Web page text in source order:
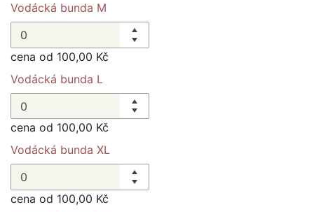
Vodácká bunda M
cena od 100,00 Kč
Vodácká bunda L
cena od 100,00 Kč
Vodácká bunda XL
cena od 100,00 Kč